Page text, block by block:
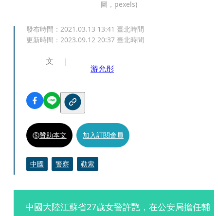
圖，pexels)
發布時間： 2021.03.13 13:41 臺北時間
更新時間： 2023.09.12 20:37 臺北時間
文
游允彤
贊助本文 加入訂閱會員
中國 警察 勒索
中國大陸江蘇省27歲女警許艷，在公安局擔任輔